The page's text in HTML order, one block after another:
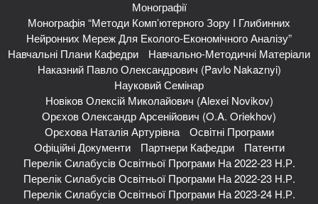
Монографії
Монографія “Методи Комп’ютерного Зору І Глибинних
Нейронних Мереж Для Еколого-Економічного Аналізу”
Навчальні Плани Кафедри
Навчально-Методичні Матеріали
Наказний Павло Олександрович (Pavlo Nakaznyi)
Науковий Семінар
Новіков Олексій Миколайович (Alexei Novikov)
Орєхов Олександр Арсенійович (O.A. Oriekhov)
Орєхова Наталія Артурівна
Освітні Програми
Офіційні Документи
Партнери Кафедри
Патенти
Перелік Силабусів Освітньої Програми На 2022-23 Н.р.
Перелік Силабусів Освітньої Програми На 2022-23 Н.р.
Перелік Силабусів Освітньої Програми На 2023-24 Н.р.